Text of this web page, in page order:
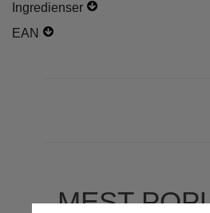
Ingredienser
EAN
MEST